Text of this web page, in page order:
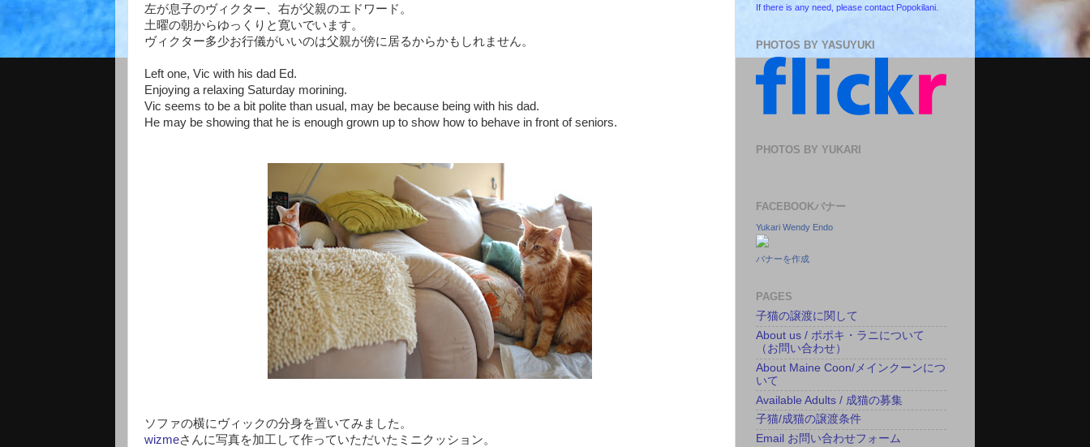
左が息子のヴィクター、右が父親のエドワード。
土曜の朝からゆっくりと寛いでいます。
ヴィクター多少お行儀がいいのは父親が傍に居るからかもしれません。
Left one, Vic with his dad Ed.
Enjoying a relaxing Saturday morining.
Vic seems to be a bit polite than usual, may be because being with his dad.
He may be showing that he is enough grown up to show how to behave in front of seniors.
ソファの横にヴィックの分身を置いてみました。
wizmeさんに写真を加工して作っていただいたミニクッション。
If there is any need, please contact Popokilani.
PHOTOS BY YASUYUKI
PHOTOS BY YUKARI
FACEBOOKバナー
Yukari Wendy Endo
バナーを作成
PAGES
子猫の譲渡に関して
About us / ポポキ・ラニについて
（お問い合わせ）
About Maine Coon/メインクーンにつ
いて
Available Adults / 成猫の募集
子猫/成猫の譲渡条件
Email お問い合わせフォーム